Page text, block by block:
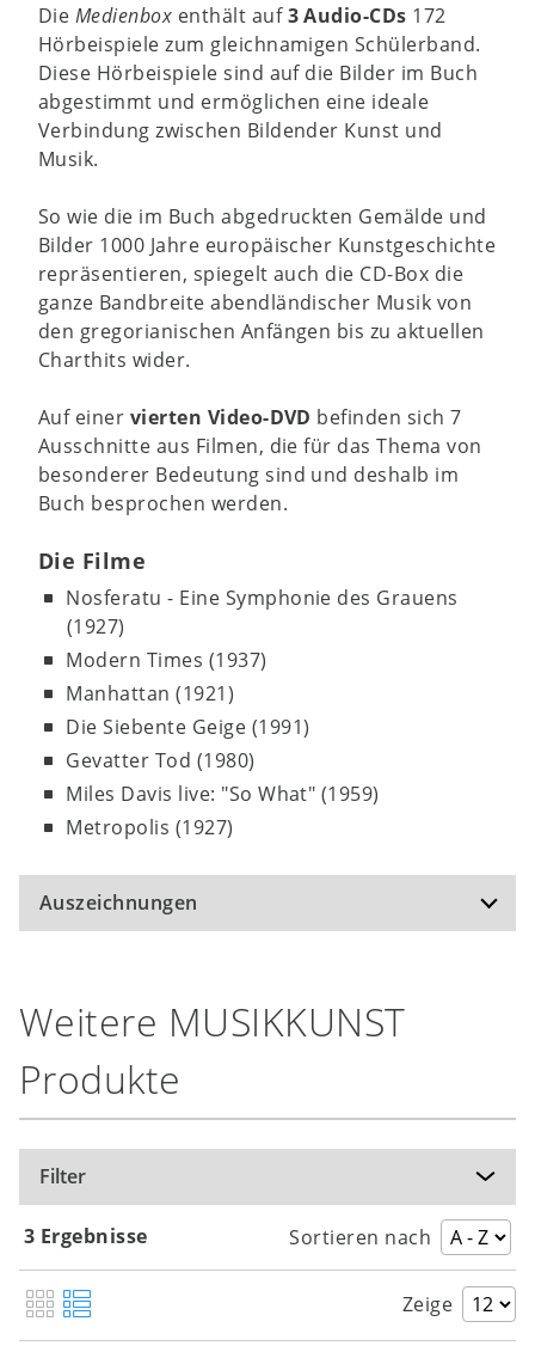
Die Medienbox enthält auf3 Audio-CDs 172
Hörbeispiele zum gleichnamigen Schülerband.
Diese Hörbeispiele sind auf die Bilder im Buch
abgestimmt und ermöglichen eine ideale
Verbindung zwischen Bildender Kunst und
Musik.
So wie die im Buch abgedruckten Gemälde und
Bilder 1000 Jahre europäischer Kunstgeschichte
repräsentieren, spiegelt auch die CD-Box die
ganze Bandbreite abendländischer Musik von
den gregorianischen Anfängen bis zu aktuellen
Charthits wider.
Auf einer vierten Video-DVD befinden sich 7
Ausschnitte aus Filmen, die für das Thema von
besonderer Bedeutung sind und deshalb im
Buch besprochen werden.
Die Filme
Nosferatu - Eine Symphonie des Grauens
(1927)
Modern Times (1937)
Manhattan (1921)
Die Siebente Geige (1991)
Gevatter Tod (1980)
Miles Davis live: "So What" (1959)
Metropolis (1927)
Auszeichnungen
BMU-Medienpreis 2016
Weitere MUSIKKUNST
Produkte
Filter
3 Ergebnisse Sortieren nach
Zeige